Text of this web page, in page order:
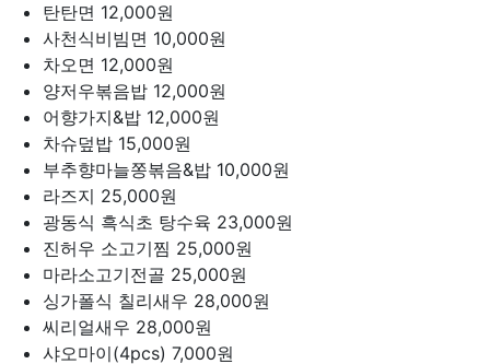
탄탄면 12,000원
사천식비빔면 10,000원
차오면 12,000원
양저우볶음밥 12,000원
어향가지&밥 12,000원
차슈덮밥 15,000원
부추향마늘쫑볶음&밥 10,000원
라즈지 25,000원
광동식 흑식초 탕수육 23,000원
진허우 소고기찜 25,000원
마라소고기전골 25,000원
싱가폴식 칠리새우 28,000원
씨리얼새우 28,000원
샤오마이(4pcs) 7,000원